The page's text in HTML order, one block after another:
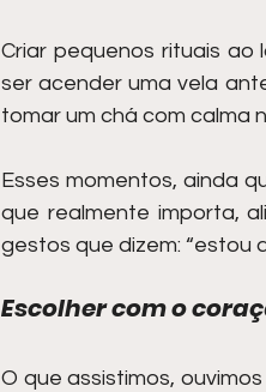
Criar pequenos rituais
ser acender uma vela
tomar um chá com calma
Esses momentos, ainda
que realmente importa,
gestos que dizem: “estou
Escolher com o
O que assistimos,